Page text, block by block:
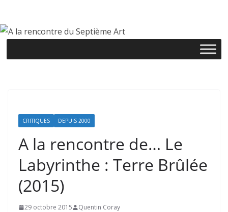
contenu
CRITIQUES DEPUIS 2000
A la rencontre de… Le
Labyrinthe : Terre Brûlée
(2015)
29 octobre 2015 Quentin Coray